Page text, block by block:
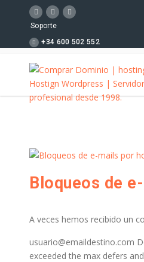
Soporte
+34 600 502 552
A veces hemos recibido un
usuario@emaildestino.com
exceeded the max defers